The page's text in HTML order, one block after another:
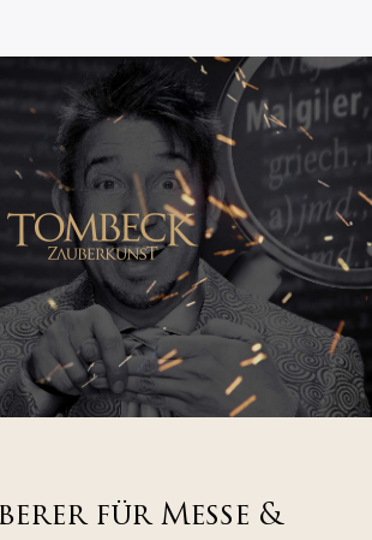
für Messe &